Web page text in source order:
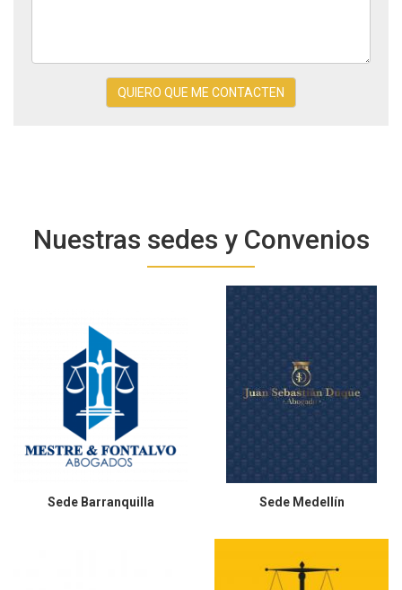
de
su
QUIERO QUE ME CONTACTEN
Nuestras sedes y Convenios
Sede Barranquilla Sede Medellín